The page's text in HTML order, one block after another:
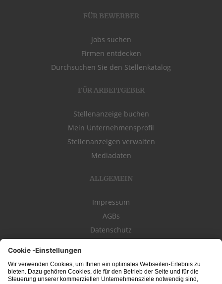
FÜR BEWERBER
Jobs suchen
Firmen entdecken
Durchsuchen Sie den Stellenkatalog
FÜR ARBEITGEBER
Stellenanzeige buchen
Mein Unternehmensprofil
Stellenanzeigen verwalten
Mediadaten
ALLGEMEIN
Impressum
AGBs
Datenschutz